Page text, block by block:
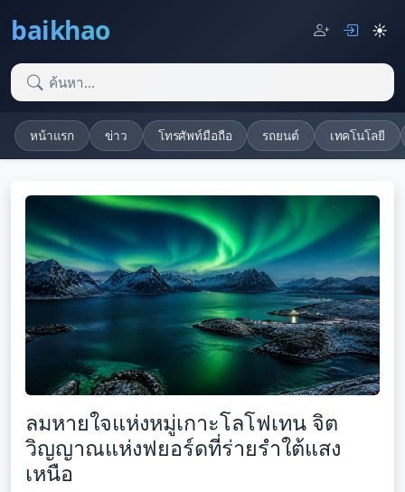
baikhao ☀️
หน้าแรก ข่าว โทรศัพท์มือถือ รถยนต์ เทคโนโลยี
ลมหายใจแห่งหมู่เกาะโลโฟเทน จิต
วิญญาณแห่งฟยอร์ดที่ร่ายรำใต้แสง
เหนือ